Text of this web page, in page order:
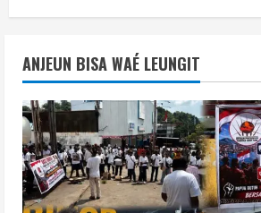
2
BMP Kecam Aksi
Persatuan Demi
August 6, 2026
Berita
Perang Algoritma
Publik Diminta
Digital
ANJEUN BISA WAÉ LEUNGIT